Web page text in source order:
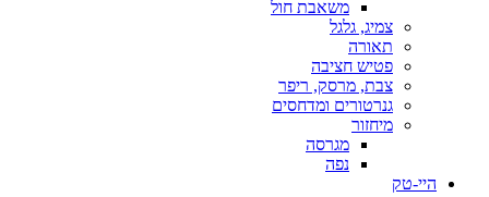
משאבת חול
צמיג, גלגל
תאורה
פטיש חציבה
צבת, מרסק, ריפר
גנרטורים ומדחסים
מיחזור
מגרסה
נפה
היי-טק